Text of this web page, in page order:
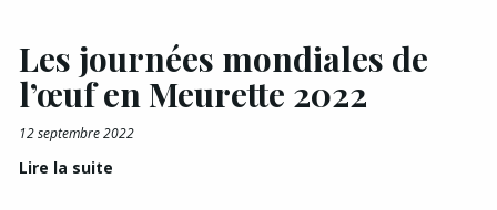
Les journées mondiales de
l’œuf en Meurette 2022
12 septembre 2022
Lire la suite